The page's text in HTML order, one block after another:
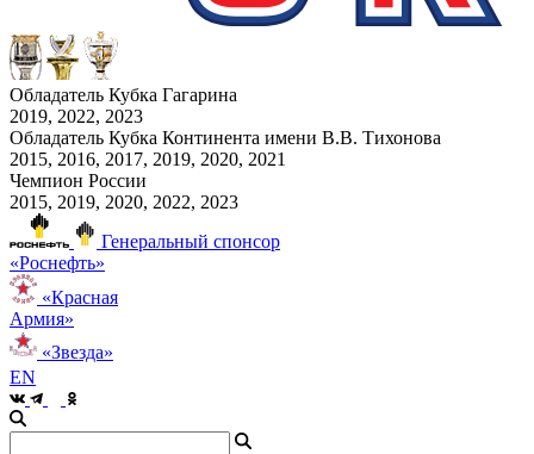
Обладатель Кубка Гагарина
2019, 2022, 2023
Обладатель Кубка Континента имени В.В. Тихонова
2015, 2016, 2017, 2019, 2020, 2021
Чемпион России
2015, 2019, 2020, 2022, 2023
Генеральный спонсор
«Роснефть»
«Красная
Армия»
«Звезда»
EN